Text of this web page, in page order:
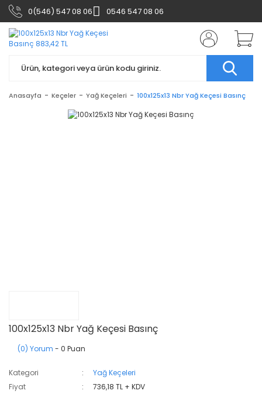
0(546) 547 08 06 0546 547 08 06
Anasayfa Keçeler Yağ Keçeleri 100x125x13 Nbr Yağ Keçesi Basınç
100x125x13 Nbr Yağ Keçesi Basınç
(0) Yorum - 0 Puan
Kategori
Yağ Keçeleri
Fiyat
736,18 TL + KDV